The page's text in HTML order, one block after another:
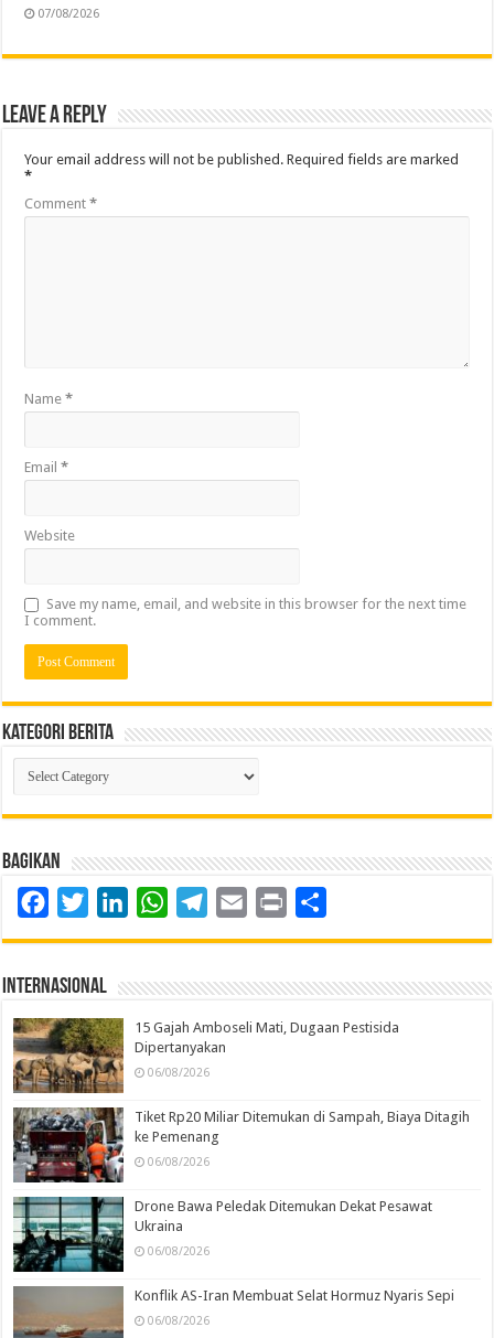
07/08/2026
Leave a Reply
Your email address will not be published. Required fields are marked
*
Comment*
Name*
Email*
Website
Save my name, email, and website in this browser for the next time
I comment.
Kategori Berita
Kategori
Berita
Bagikan
FacebookTwitterLinkedInWhatsAppTelegram
Email Print
Internasional
15 Gajah Amboseli Mati, Dugaan Pestisida
Dipertanyakan
06/08/2026
Tiket Rp20 Miliar Ditemukan di Sampah, Biaya Ditagih
ke Pemenang
06/08/2026
Drone Bawa Peledak Ditemukan Dekat Pesawat
Ukraina
06/08/2026
Konflik AS-Iran Membuat Selat Hormuz Nyaris Sepi
06/08/2026